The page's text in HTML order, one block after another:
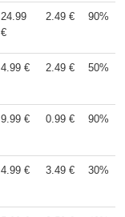
24.99
€
2.49 € 90%
4.99 € 2.49 € 50%
9.99 € 0.99 € 90%
4.99 € 3.49 € 30%